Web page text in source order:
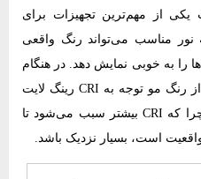
از مهم‌ترین تجهیزات برای
مناسب می‌تواند رنگ واقعی
را به خوبی نمایش دهد. در هنگام
عکاسی از ناخن نیز مثل عکاسی از رنگ مو توجه به CRI رینگ لایت
استفاده شده حائز اهمیت است. چرا که CRI بیشتر سبب می‌شود تا
است، بسیار نزدیک باشد.